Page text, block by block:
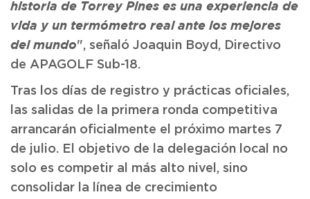
historia de Torrey Pines es una experiencia de
vida y un termómetro real ante los mejores
del mundo", señaló Joaquin Boyd, Directivo
de APAGOLF Sub-18.
Tras los días de registro y prácticas oficiales,
las salidas de la primera ronda competitiva
arrancarán oficialmente el próximo martes 7
de julio. El objetivo de la delegación local no
solo es competir al más alto nivel, sino
consolidar la línea de crecimiento